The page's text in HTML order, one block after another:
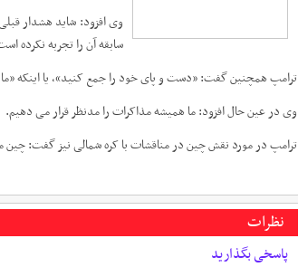
وی افزود: شاید هشدار
سابقه آن را تجربه نکرده
ترامپ همچنین گفت: «دست و پای خود را جمع کنید»، یا اینکه
وی در عین حال افزود: ما همیشه مذاکرات را مدنظر قرار می دهیم.
ترامپ در مورد نقش چین در مناقشات با کره شمالی نیز گفت: چین
نظرات
پاسخی بگذارید